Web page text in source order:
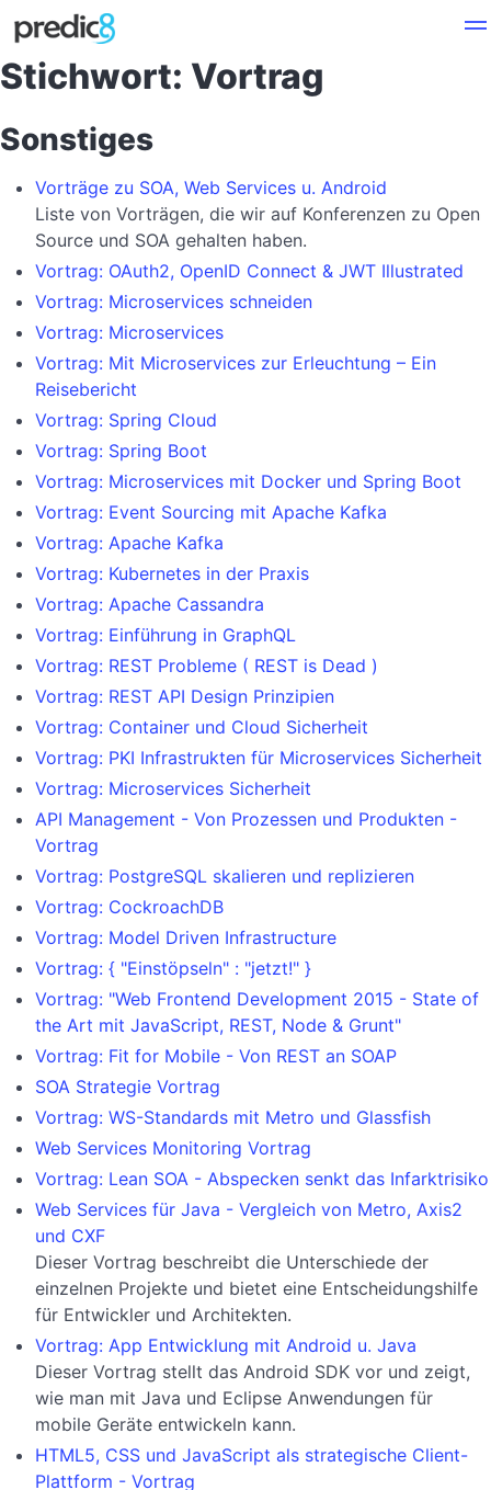
Stichwort: Vortrag
Sonstiges
Vorträge zu SOA, Web Services u. Android
Liste von Vorträgen, die wir auf Konferenzen zu Open
Source und SOA gehalten haben.
Vortrag: OAuth2, OpenID Connect & JWT Illustrated
Vortrag: Microservices schneiden
Vortrag: Microservices
Vortrag: Mit Microservices zur Erleuchtung – Ein
Reisebericht
Vortrag: Spring Cloud
Vortrag: Spring Boot
Vortrag: Microservices mit Docker und Spring Boot
Vortrag: Event Sourcing mit Apache Kafka
Vortrag: Apache Kafka
Vortrag: Kubernetes in der Praxis
Vortrag: Apache Cassandra
Vortrag: Einführung in GraphQL
Vortrag: REST Probleme ( REST is Dead )
Vortrag: REST API Design Prinzipien
Vortrag: Container und Cloud Sicherheit
Vortrag: PKI Infrastrukten für Microservices Sicherheit
Vortrag: Microservices Sicherheit
API Management - Von Prozessen und Produkten -
Vortrag
Vortrag: PostgreSQL skalieren und replizieren
Vortrag: CockroachDB
Vortrag: Model Driven Infrastructure
Vortrag: { "Einstöpseln" : "jetzt!" }
Vortrag: "Web Frontend Development 2015 - State of
the Art mit JavaScript, REST, Node & Grunt"
Vortrag: Fit for Mobile - Von REST an SOAP
SOA Strategie Vortrag
Vortrag: WS-Standards mit Metro und Glassfish
Web Services Monitoring Vortrag
Vortrag: Lean SOA - Abspecken senkt das Infarktrisiko
Web Services für Java - Vergleich von Metro, Axis2
und CXF
Dieser Vortrag beschreibt die Unterschiede der
einzelnen Projekte und bietet eine Entscheidungshilfe
für Entwickler und Architekten.
Vortrag: App Entwicklung mit Android u. Java
Dieser Vortrag stellt das Android SDK vor und zeigt,
wie man mit Java und Eclipse Anwendungen für
mobile Geräte entwickeln kann.
HTML5, CSS und JavaScript als strategische Client-
Plattform - Vortrag